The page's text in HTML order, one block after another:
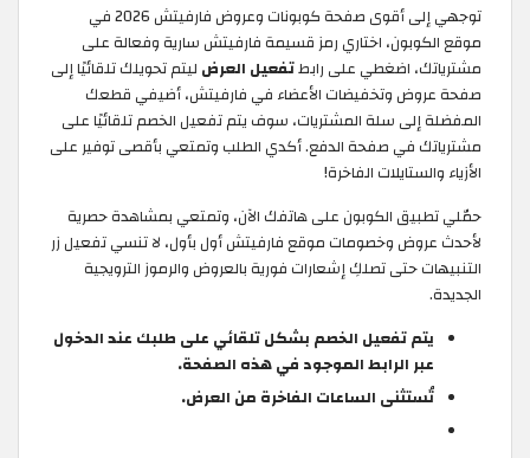
توجهي إلى أقوى صفحة كوبونات وعروض فارفيتش 2026 في
موقع الكوبون، اختاري رمز قسيمة فارفيتش سارية وفعالة على
مشترياتك، اضغطي على رابطتفعيل العرض ليتم تحويلك تلقائيًا إلى
صفحة عروض وتخفيضات الأعضاء في فارفيتش، أضيفي قطعك
المفضلة إلى سلة المشتريات، سوف يتم تفعيل الخصم تلقائيًا على
مشترياتك في صفحة الدفع. أكدي الطلب وتمتعي بأقصى توفير على
الأزياء والستايلات الفاخرة!
حمّلي تطبيق الكوبون على هاتفك الآن، وتمتعي بمشاهدة حصرية
لأحدث عروض وخصومات موقع فارفيتش أول بأول، لا تنسي تفعيل زر
التنبيهات حتى تصلكِ إشعارات فورية بالعروض والرموز الترويجية
الجديدة.
يتم تفعيل الخصم بشكل تلقائي على طلبك عند الدخول
عبر الرابط الموجود في هذه الصفحة.
تُستثنى الساعات الفاخرة من العرض.